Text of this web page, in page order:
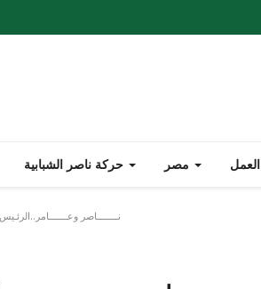
نــــــــاصر